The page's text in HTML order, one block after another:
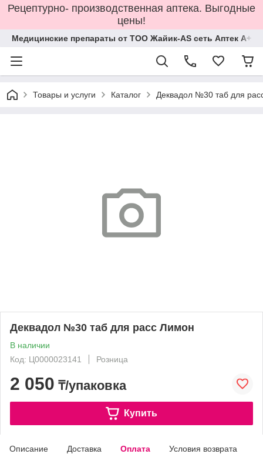
Рецептурно- производственная аптека. Выгодные
цены!
Медицинские препараты от ТОО Жайик-AS сеть Аптек А+
Товары и услуги Каталог Деквадол №30 таб для
Деквадол №30 таб для расс Лимон
В наличии
Код: Ц0000023141
Розница
2 050 ₸/упаковка
Купить
Описание Доставка Оплата Условия возврата